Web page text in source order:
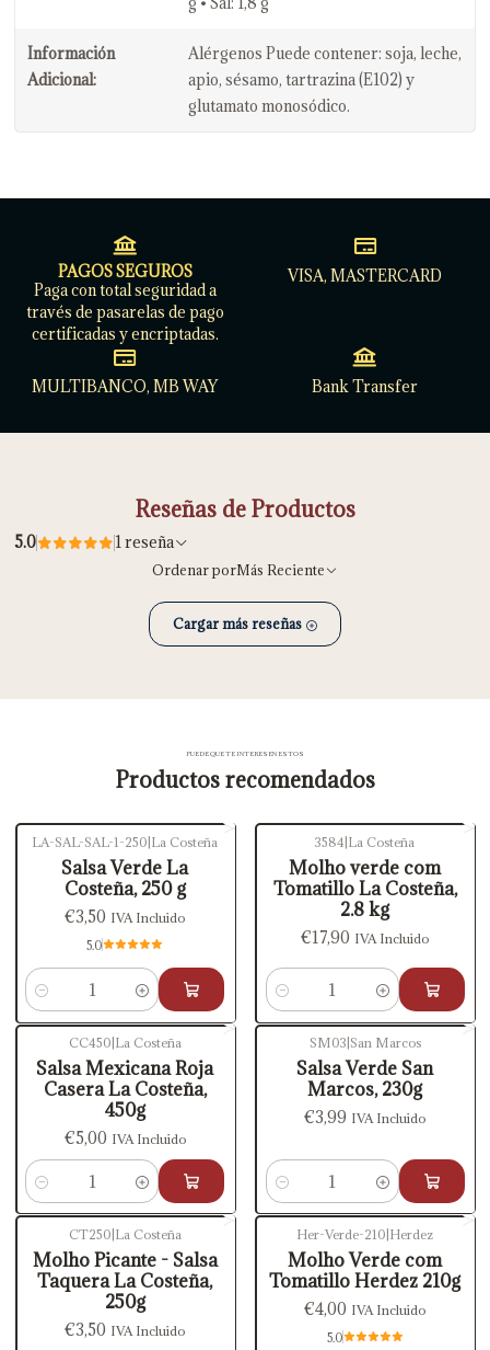
Información
Adicional:
Alérgenos Puede contener: soja, leche,
apio, sésamo, tartrazina (E102) y
glutamato monosódico.
PAGOS SEGUROS
Paga con total seguridad a
través de pasarelas de pago
certificadas y encriptadas.
VISA, MASTERCARD
MULTIBANCO, MB WAY Bank Transfer
Reseñas de Productos
5.0 1 reseña
Ordenar porMás Reciente
Cargar más reseñas
PUEDE QUE TE INTERESEN ESTOS
Productos recomendados
LA-SAL-SAL-1-250|La Costeña
Salsa Verde La
Costeña, 250 g
€3,50 IVA Incluido
5.0
Cantidad
3584|La Costeña
Molho verde com
Tomatillo La Costeña,
2.8 kg
€17,90 IVA Incluido
Cantidad
CC450 La Costeña
Salsa Mexicana Roja
Casera La Costeña,
450g
€5,00 IVA Incluido
Cantidad
SM03 San Marcos
Salsa Verde San
Marcos, 230g
€3,99 IVA Incluido
Cantidad
CT250 La Costeña
Molho Picante - Salsa
Taquera La Costeña,
250g
€3,50 IVA Incluido
Her-Verde-210 Herdez
Molho Verde com
Tomatillo Herdez 210g
€4,00 IVA Incluido
5.0